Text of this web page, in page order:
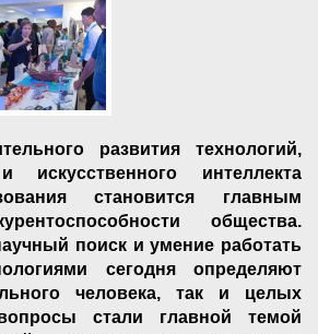
развития технологий,
искусственного интеллекта
становится главным
общества.
поиск и умение работать
сегодня определяют
человека, так и целых
стали главной темой